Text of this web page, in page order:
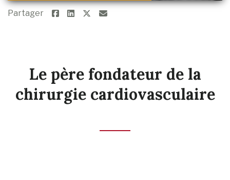
Partager
Le père fondateur de la
chirurgie cardiovasculaire